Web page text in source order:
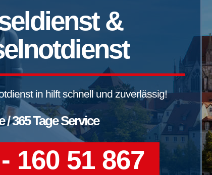
&
in hilft schnell und zuverlässig!
/ 365 Tage Service
51 867